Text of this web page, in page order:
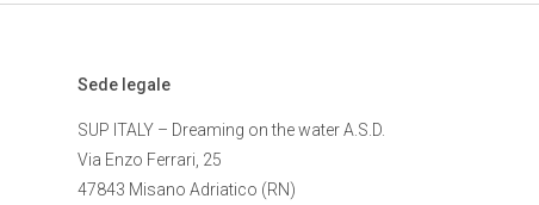
Sede legale
SUP ITALY – Dreaming on the water A.S.D.
Via Enzo Ferrari, 25
47843 Misano Adriatico (RN)